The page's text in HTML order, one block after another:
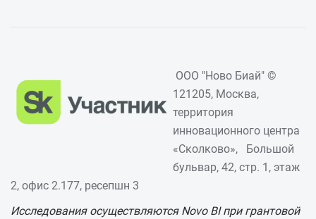
ООО "Ново Биай" ©
121205, Москва,
территория
инновационного центра
«Сколково», Большой
бульвар, 42, стр. 1, этаж
2, офис 2.177, ресепшн 3
Исследования осуществляются Novo BI при грантовой